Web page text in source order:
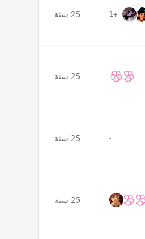
+1 25 سنة
25 سنة
- 25 سنة
25 سنة